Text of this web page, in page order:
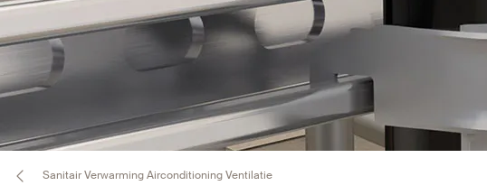
Sanitair Verwarming Airconditioning Ventilatie